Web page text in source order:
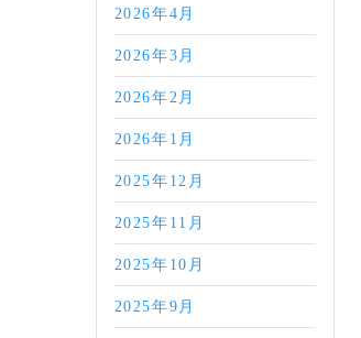
2026年4月
2026年3月
2026年2月
2026年1月
2025年12月
2025年11月
2025年10月
2025年9月